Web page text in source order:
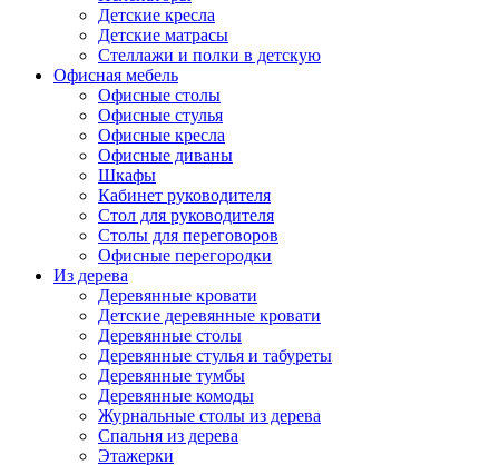
Детские кресла
Детские матрасы
Стеллажи и полки в детскую
Офисная мебель
Офисные столы
Офисные стулья
Офисные кресла
Офисные диваны
Шкафы
Кабинет руководителя
Стол для руководителя
Столы для переговоров
Офисные перегородки
Из дерева
Деревянные кровати
Детские деревянные кровати
Деревянные столы
Деревянные стулья и табуреты
Деревянные тумбы
Деревянные комоды
Журнальные столы из дерева
Спальня из дерева
Этажерки